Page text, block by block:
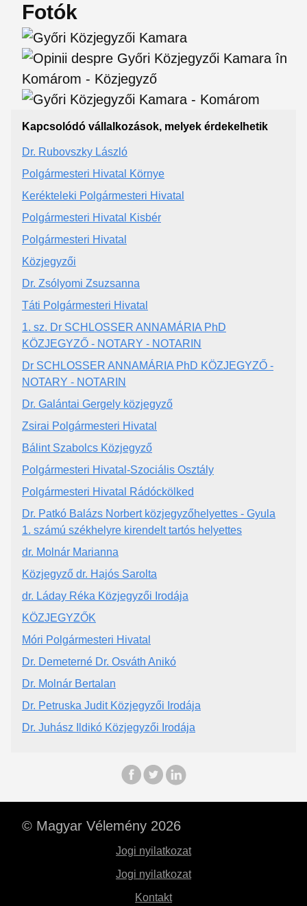
Fotók
Kapcsolódó vállalkozások, melyek érdekelhetik
Dr. Rubovszky László
Polgármesteri Hivatal Környe
Kerékteleki Polgármesteri Hivatal
Polgármesteri Hivatal Kisbér
Polgármesteri Hivatal
Közjegyzői
Dr. Zsólyomi Zsuzsanna
Táti Polgármesteri Hivatal
1. sz. Dr SCHLOSSER ANNAMÁRIA PhD
KÖZJEGYZŐ - NOTARY - NOTARIN
Dr SCHLOSSER ANNAMÁRIA PhD KÖZJEGYZŐ -
NOTARY - NOTARIN
Dr. Galántai Gergely közjegyző
Zsirai Polgármesteri Hivatal
Bálint Szabolcs Közjegyző
Polgármesteri Hivatal-Szociális Osztály
Polgármesteri Hivatal Rádóckölked
Dr. Patkó Balázs Norbert közjegyzőhelyettes - Gyula
1. számú székhelyre kirendelt tartós helyettes
dr. Molnár Marianna
Közjegyző dr. Hajós Sarolta
dr. Láday Réka Közjegyzői Irodája
KÖZJEGYZŐK
Móri Polgármesteri Hivatal
Dr. Demeterné Dr. Osváth Anikó
Dr. Molnár Bertalan
Dr. Petruska Judit Közjegyzői Irodája
Dr. Juhász Ildikó Közjegyzői Irodája
© Magyar Vélemény 2026
Jogi nyilatkozat
Jogi nyilatkozat
Kontakt